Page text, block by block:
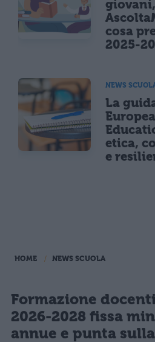
cosa
2025-
NEWS
La
etica,
e
HOME NEWS SCUOLA
Formazione
2026-2028 fissa
annue e punta